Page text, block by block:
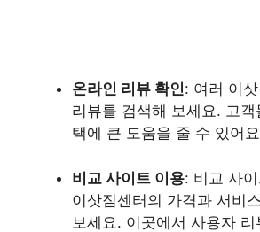
온라인 리뷰 확인: 여러 이
리뷰를 검색해 보세요. 고
택에 큰 도움을 줄 수 있어
비교 사이트 이용: 비교 사
이삿짐센터의 가격과 서비
보세요. 이곳에서 사용자